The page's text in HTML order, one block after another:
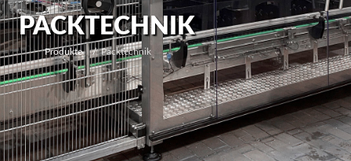
PACKTECHNIK
Produkte Packtechnik